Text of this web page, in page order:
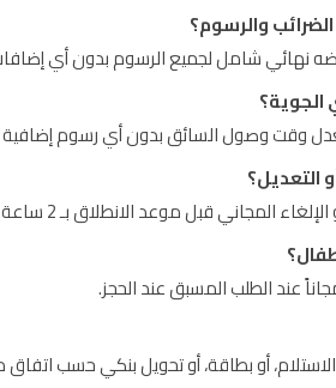
والرسوم؟
نهائي شامل لجميع الرسوم بدون أي
الجوية؟
ونعدل وقت وصول السائق بدون أي رسوم
التعديل؟
المجاني قبل موعد الانطلاق بـ 2 ساعة على الأقل.
عند الطلب المسبق عند الحجز.
أو بطاقة، أو تحويل بنكي حسب